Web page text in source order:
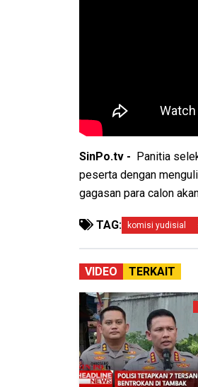
SinPo.tv -
Panitia
peserta dengan
gagasan para calon
TAG: komisi yudisial
VIDEO TERKAIT